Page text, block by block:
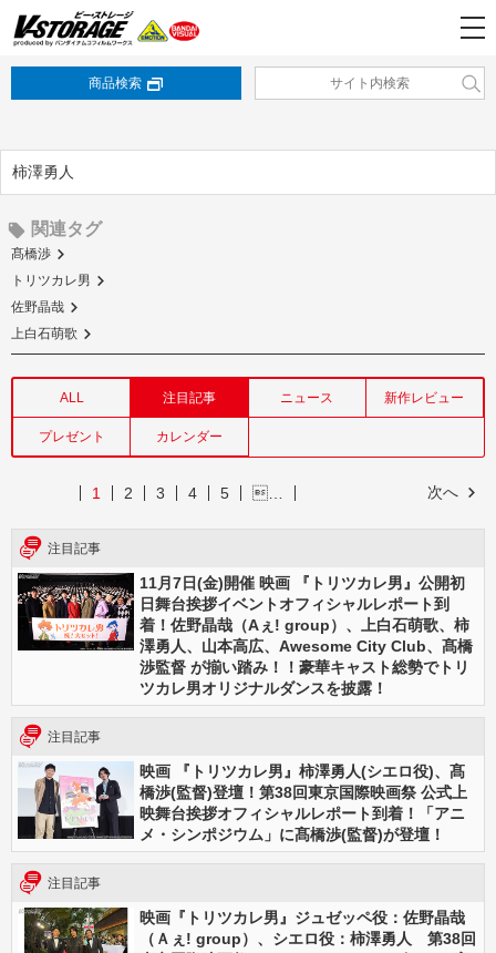
商品検索
柿澤勇人
関連タグ
髙橋渉
トリツカレ男
佐野晶哉
上白石萌歌
ALL 注目記事 ニュース 新作レビュー
プレゼント カレンダー
次へ
1 2 3 4 5 …
注目記事
11月7日(金)開催 映画 『トリツカレ男』公開初
日舞台挨拶イベントオフィシャルレポート到
着！佐野晶哉（Aぇ! group）、上白石萌歌、柿
澤勇人、山本高広、Awesome City Club、髙橋
渉監督 が揃い踏み！！豪華キャスト総勢でトリ
ツカレ男オリジナルダンスを披露！
注目記事
映画 『トリツカレ男』柿澤勇人(シエロ役)、髙
橋渉(監督)登壇！第38回東京国際映画祭 公式上
映舞台挨拶オフィシャルレポート到着！「アニ
メ・シンポジウム」に髙橋渉(監督)が登壇！
注目記事
映画『トリツカレ男』ジュゼッペ役：佐野晶哉
（Ａぇ! group）、シエロ役：柿澤勇人 第38回